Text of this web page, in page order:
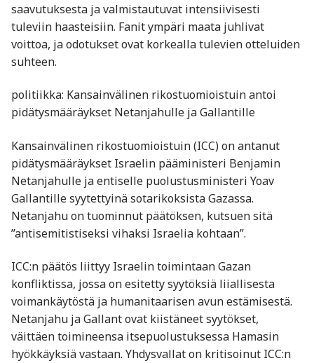
saavutuksesta ja valmistautuvat intensiivisesti
tuleviin haasteisiin. Fanit ympäri maata juhlivat
voittoa, ja odotukset ovat korkealla tulevien otteluiden
suhteen.
politiikka: Kansainvälinen rikostuomioistuin antoi
pidätysmääräykset Netanjahulle ja Gallantille
Kansainvälinen rikostuomioistuin (ICC) on antanut
pidätysmääräykset Israelin pääministeri Benjamin
Netanjahulle ja entiselle puolustusministeri Yoav
Gallantille syytettyinä sotarikoksista Gazassa.
Netanjahu on tuominnut päätöksen, kutsuen sitä
”antisemitistiseksi vihaksi Israelia kohtaan”.
ICC:n päätös liittyy Israelin toimintaan Gazan
konfliktissa, jossa on esitetty syytöksiä liiallisesta
voimankäytöstä ja humanitaarisen avun estämisestä.
Netanjahu ja Gallant ovat kiistäneet syytökset,
väittäen toimineensa itsepuolustuksessa Hamasin
hyökkäyksiä vastaan. Yhdysvallat on kritisoinut ICC:n